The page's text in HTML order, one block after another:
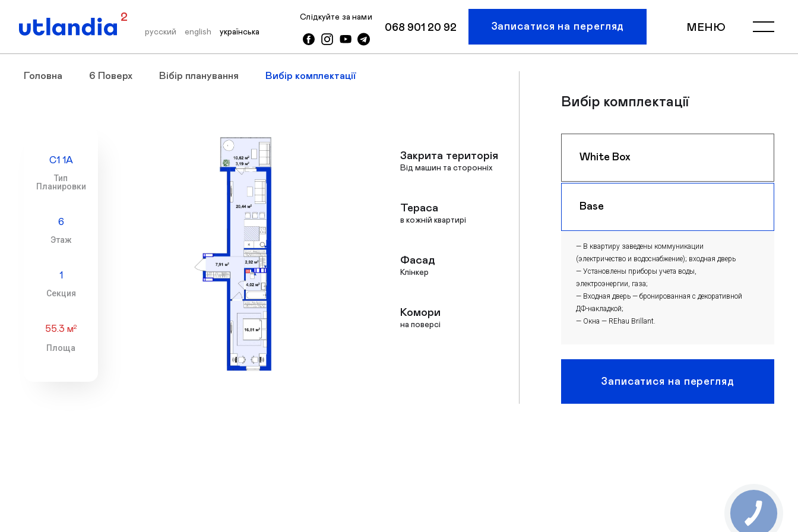
2
русский english українська
Слідкуйте за нами
068 901 20 92 Записатися на перегляд МЕНЮ
Головна 6 Поверх Вібір планування Вибір комплектації
С1 1А
Тип
Планировки
6
Этаж
1
Секция
55.3 м2
Площа
Закрита територія
Від машин та сторонніх
Тераса
в кожній квартирі
Фасад
Клінкер
Комори
на поверсі
Вибір комплектації
White Box
Base
— В квартиру заведены коммуникации
(электричество и водоснабжение); входная дверь
— Установлены приборы учета воды,
электроэнергии, газа;
— Входная дверь — бронированная с декоративной
ДФ-накладкой;
— Окна — REhau Brillant.
Записатися на перегляд